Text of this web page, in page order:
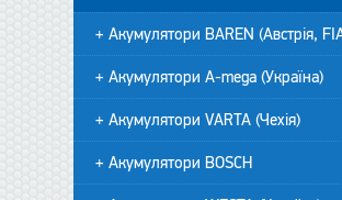
+ Акумулятори BAREN (Австрія,
+ Акумулятори A-mega (Україна)
+ Акумулятори VARTA (Чехія)
+ Акумулятори BOSCH